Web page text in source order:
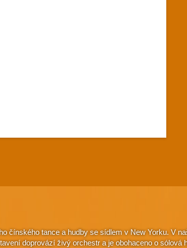
čínského tance a hudby se sídlem v New Yorku. V
doprovází živý orchestr a je obohaceno o